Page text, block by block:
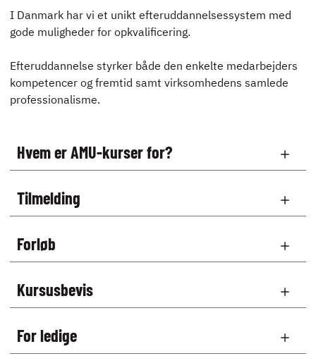
I Danmark har vi et unikt efteruddannelsessystem med
gode muligheder for opkvalificering.
Efteruddannelse styrker både den enkelte medarbejders
kompetencer og fremtid samt virksomhedens samlede
professionalisme.
Hvem er AMU-kurser for?
Tilmelding
Forløb
Kursusbevis
For ledige